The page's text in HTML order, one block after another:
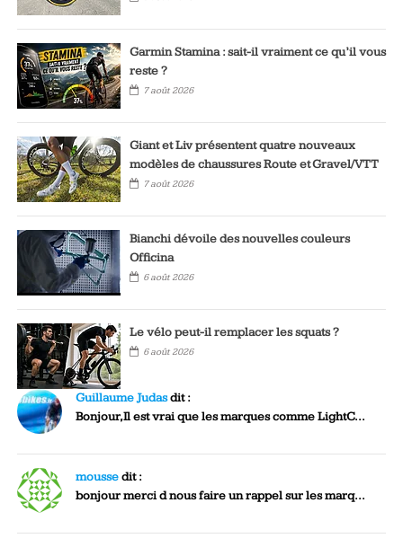
Garmin Stamina : sait-il vraiment ce qu’il vous
reste ?
7 août 2026
Giant et Liv présentent quatre nouveaux
modèles de chaussures Route et Gravel/VTT
7 août 2026
Bianchi dévoile des nouvelles couleurs
Officina
6 août 2026
Le vélo peut-il remplacer les squats ?
6 août 2026
Guillaume Judasdit :
Bonjour,Il est vrai que les marques comme LightC...
moussedit :
bonjour merci d nous faire un rappel sur les marq...